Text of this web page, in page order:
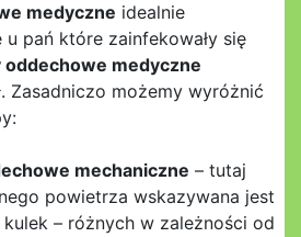
medyczne idealnie
pań które zainfekowały się
oddechowe medyczne
Zasadniczo możemy wyróżnić
mechaniczne – tutaj
powietrza wskazywana jest
– różnych w zależności od